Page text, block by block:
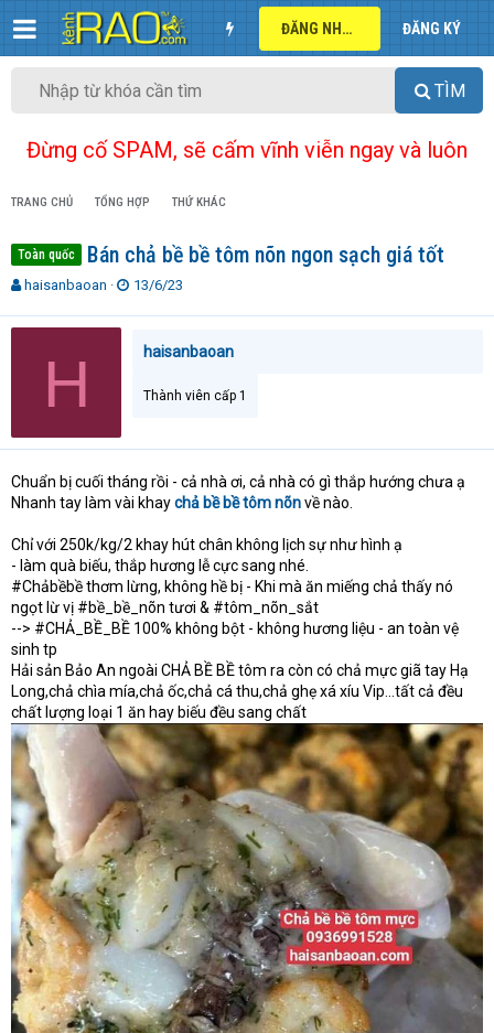
ĐĂNG NHẬP ĐĂNG KÝ
TÌM
Đừng cố SPAM, sẽ cấm vĩnh viễn ngay và luôn
TRANG CHỦ TỔNG HỢP THỨ KHÁC
Toàn quốc Bán chả bề bề tôm nõn ngon sạch giá tốt
T
r
a
t
e
haisanbaoan
N
13/6/23
H haisanbaoan
Thành viên cấp 1
Chuẩn bị cuối tháng rồi - cả nhà ơi, cả nhà có gì thắp hướng chưa ạ
Nhanh tay làm vài khaychả bề bề tôm nõnvề nào.
Chỉ với 250k/kg/2 khay hút chân không lịch sự như hình ạ
- làm quà biếu, thắp hương lễ cực sang nhé.
#Chảbềbề thơm lừng, không hề bị - Khi mà ăn miếng chả thấy nó
ngọt lừ vị #bề_bề_nõn tươi & #tôm_nõn_sắt
--> #CHẢ_BỀ_BỀ 100% không bột - không hương liệu - an toàn vệ
sinh tp
Hải sản Bảo An ngoài CHẢ BỀ BỀ tôm ra còn có chả mực giã tay Hạ
Long,chả chìa mía,chả ốc,chả cá thu,chả ghẹ xá xíu Vip...tất cả đều
chất lượng loại 1 ăn hay biếu đều sang chất